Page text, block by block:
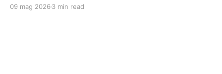
09 mag 2026 3 min read